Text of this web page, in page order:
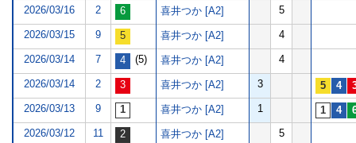
2026/03/16 2 喜井つか [A2] 5
2026/03/15 9 喜井つか [A2] 4
2026/03/14 7 (5) 喜井つか [A2] 4
2026/03/14 2 喜井つか [A2] 3
2026/03/13 9 喜井つか [A2] 1
2026/03/12 11 喜井つか [A2] 5